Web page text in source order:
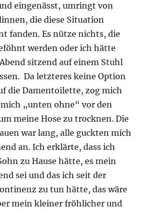
eingenässt, umringt von
die diese Situation
fanden. Es nütze nichts, die
werden oder ich hätte
sitzend auf einem Stuhl
Da letzteres keine Option
die Damentoilette, zog mich
„unten ohne“ vor den
meine Hose zu trocknen. Die
war lang, alle guckten mich
an. Ich erklärte, dass ich
zu Hause hätte, es mein
sei und das ich seit der
zu tun hätte, das wäre
mein kleiner fröhlicher und